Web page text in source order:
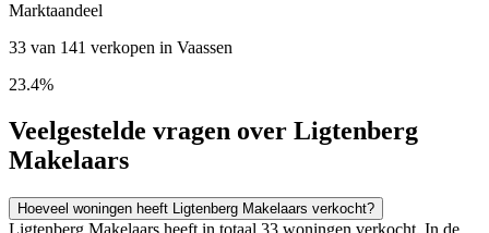
Marktaandeel
33 van 141 verkopen in Vaassen
23.4%
Veelgestelde vragen over Ligtenberg
Makelaars
Hoeveel woningen heeft Ligtenberg Makelaars verkocht?
Ligtenberg Makelaars heeft in totaal 33 woningen verkocht. In de